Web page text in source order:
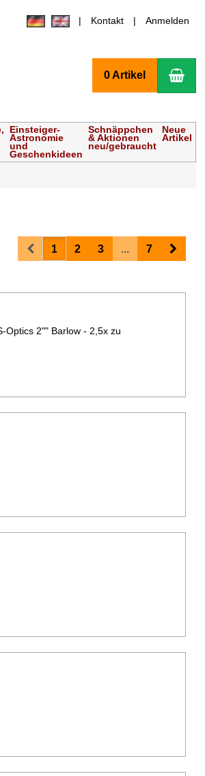
Kontakt Anmelden
0 Artikel
Einsteiger-
Astronomie
und
Geschenkideen
Schnäppchen
& Aktionen
neu/gebraucht
Neue
Artikel
Prev1 2 3 ... 7 Next
Optics 2"" Barlow - 2,5x zu